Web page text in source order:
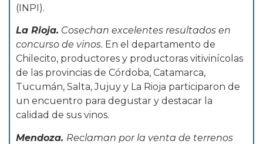
(INPI).
La Rioja. Cosechan excelentes resultados en
concurso de vinos. En el departamento de
Chilecito, productores y productoras vitivinícolas
de las provincias de Córdoba, Catamarca,
Tucumán, Salta, Jujuy y La Rioja participaron de
un encuentro para degustar y destacar la
calidad de sus vinos.
Mendoza. Reclaman por la venta de terrenos